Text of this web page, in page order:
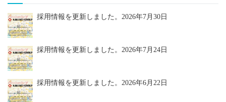
採用情報を更新しました。 2026年7月30日
採用情報を更新しました。 2026年7月24日
採用情報を更新しました。 2026年6月22日